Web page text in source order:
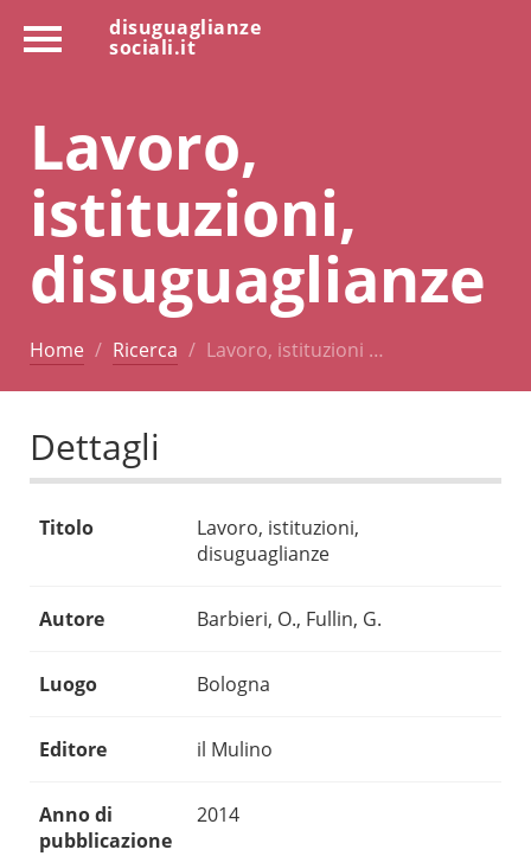
disuguaglianze
sociali.it
Lavoro,
istituzioni,
disuguaglianze
Home Ricerca Lavoro, istituzioni …
Dettagli
Titolo
Lavoro, istituzioni,
disuguaglianze
Autore Barbieri, O., Fullin, G.
Luogo Bologna
Editore il Mulino
Anno di
pubblicazione
2014